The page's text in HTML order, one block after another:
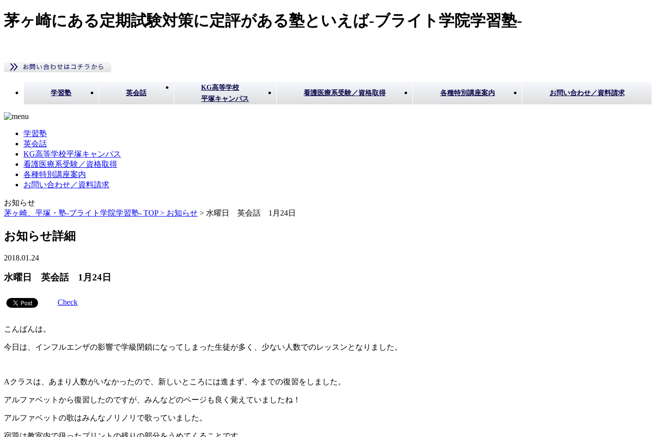
茅ヶ崎にある定期試験対策に定評がある塾といえば-ブライト学院学習塾-
学習塾 英会話
KG高等学校
平塚キャンパス
看護医療系受験／資格取得 各種特別講座案内 お問い合わせ／資料請求
学習塾
英会話
KG高等学校平塚キャンパス
看護医療系受験／資格取得
各種特別講座案内
お問い合わせ／資料請求
お知らせ
茅ヶ崎、平塚・塾-ブライト学院学習塾- TOP > お知らせ > 水曜日 英会話 1月24日
お知らせ詳細
2018.01.24
水曜日 英会話 1月24日
Check
こんばんは。
今日は、インフルエンザの影響で学級閉鎖になってしまった生徒が多く、少ない人数でのレッスンとなりました。
Aクラスは、あまり人数がいなかったので、新しいところには進まず、今までの復習をしました。
アルファベットから復習したのですが、みんなどのページも良く覚えていましたね！
アルファベットの歌はみんなノリノリで歌っていました。